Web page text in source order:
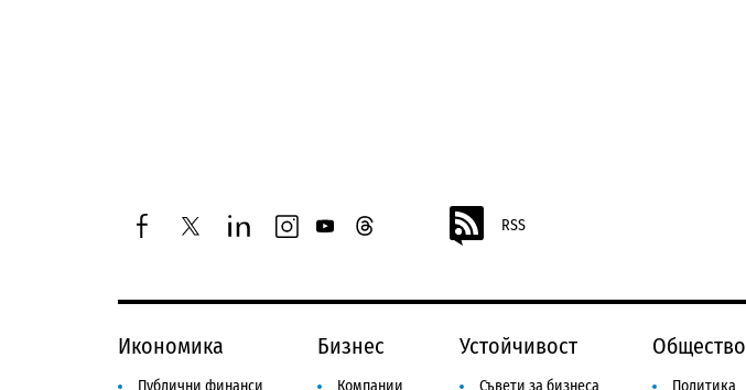
facebooktwitterlinkedininstagram
youtubethreads RSS
Икономика Бизнес Устойчивост Общество